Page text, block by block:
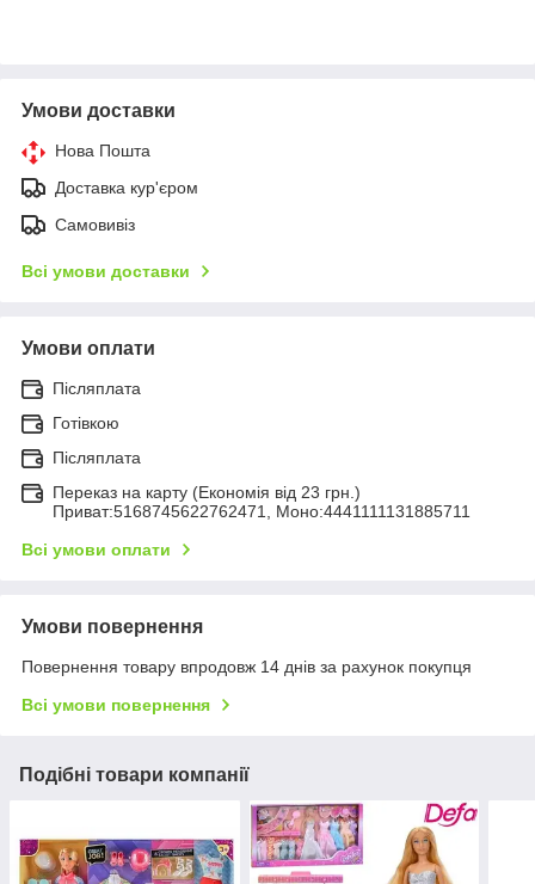
Умови доставки
Нова Пошта
Доставка кур'єром
Самовивіз
Всі умови доставки
Умови оплати
Післяплата
Готівкою
Післяплата
Переказ на карту (Економія від 23 грн.)
Приват:5168745622762471, Моно:4441111131885711
Всі умови оплати
Умови повернення
Повернення товару впродовж 14 днів за рахунок покупця
Всі умови повернення
Подібні товари компанії